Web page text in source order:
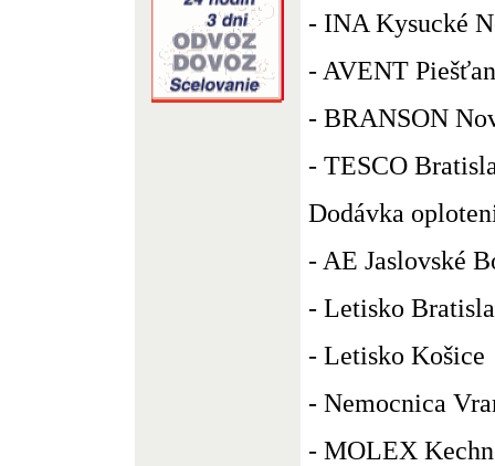
- INA Kysucké
- AVENT
- BRANSON
- TESCO
Dodávka
- AE Jaslovské
- Letisko
- Letisko Košice
- Nemocnica
- MOLEX